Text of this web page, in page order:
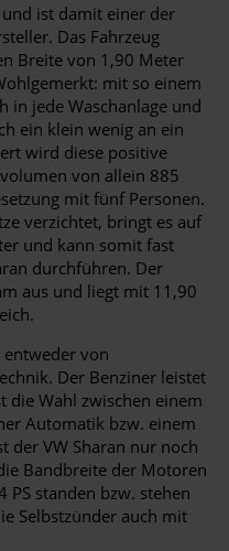
ist damit einer der
Das Fahrzeug
Breite von 1,90 Meter
mit so einem
in jede Waschanlage und
ein klein wenig an ein
wird diese positive
von allein 885
mit fünf Personen.
verzichtet, bringt es auf
und kann somit fast
durchführen. Der
aus und liegt mit 11,90
von
Der Benziner leistet
die Wahl zwischen einem
Automatik bzw. einem
der VW Sharan nur noch
Bandbreite der Motoren
standen bzw. stehen
Selbstzünder auch mit